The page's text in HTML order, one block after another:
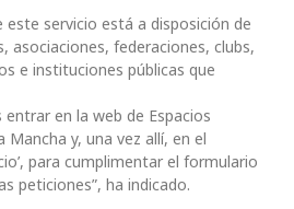
este servicio está a disposición de
asociaciones, federaciones, clubs,
e instituciones públicas que
en la web de Espacios
y, una vez allí, en el
para cumplimentar el formulario
peticiones”, ha indicado.